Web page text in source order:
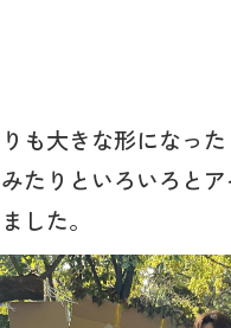
も大きな形になっ
たりといろいろと
した。